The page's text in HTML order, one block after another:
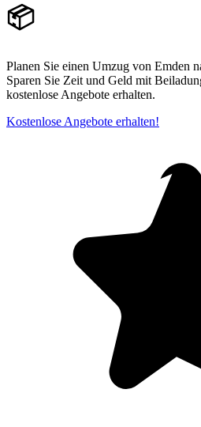
📦
Planen Sie einen Umzug von Emden
Sparen Sie Zeit und Geld mit
kostenlose Angebote erhalten.
Kostenlose Angebote erhalten!